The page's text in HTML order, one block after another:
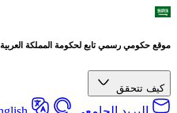
موقع حكومي رسمي تابع لحكومة المملكة
كيف تتحقق